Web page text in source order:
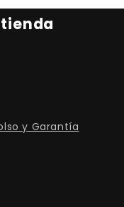
y Garantía